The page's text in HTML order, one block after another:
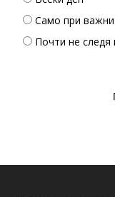
Само при
Почти не следя